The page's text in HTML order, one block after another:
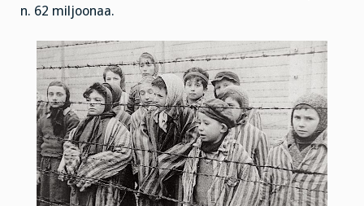
n. 62 miljoonaa.